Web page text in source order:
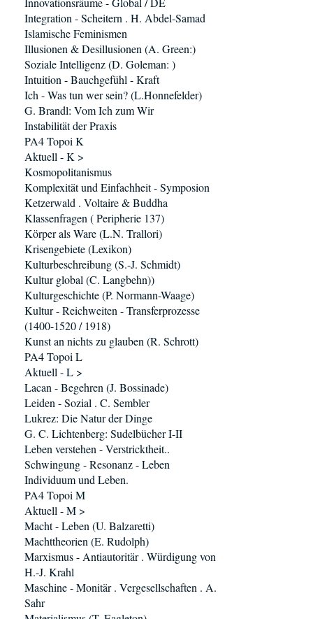
Integration - Scheitern . H. Abdel-Samad
Islamische Feminismen
Illusionen & Desillusionen (A. Green:)
Soziale Intelligenz (D. Goleman: )
Intuition - Bauchgefühl - Kraft
Ich - Was tun wer sein? (L.Honnefelder)
G. Brandl: Vom Ich zum Wir
Instabilität der Praxis
PA4 Topoi K
Aktuell - K >
Kosmopolitanismus
Komplexität und Einfachheit - Symposion
Ketzerwald . Voltaire & Buddha
Klassenfragen ( Peripherie 137)
Körper als Ware (L.N. Trallori)
Krisengebiete (Lexikon)
Kulturbeschreibung (S.-J. Schmidt)
Kultur global (C. Langbehn))
Kulturgeschichte (P. Normann-Waage)
Kultur - Reichweiten - Transferprozesse
(1400-1520 / 1918)
Kunst an nichts zu glauben (R. Schrott)
PA4 Topoi L
Aktuell - L >
Lacan - Begehren (J. Bossinade)
Leiden - Sozial . C. Sembler
Lukrez: Die Natur der Dinge
G. C. Lichtenberg: Sudelbücher I-II
Leben verstehen - Verstricktheit..
Schwingung - Resonanz - Leben
Individuum und Leben.
PA4 Topoi M
Aktuell - M >
Macht - Leben (U. Balzaretti)
Machttheorien (E. Rudolph)
Marxismus - Antiautoritär . Würdigung von
H.-J. Krahl
Maschine - Monitär . Vergesellschaften . A.
Sahr